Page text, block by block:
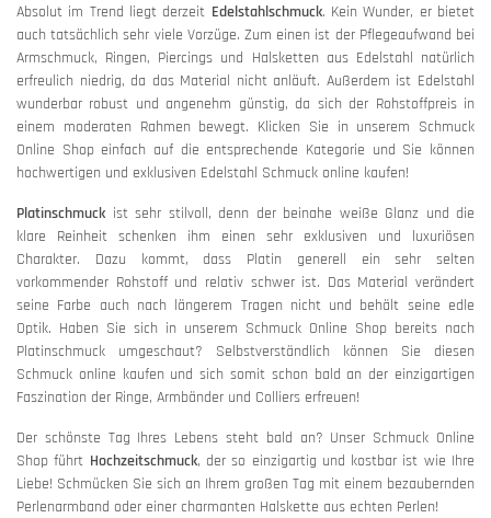
Absolut im Trend liegt derzeit Edelstahlschmuck. Kein Wunder, er bietet
auch tatsächlich sehr viele Vorzüge. Zum einen ist der Pflegeaufwand bei
Armschmuck, Ringen, Piercings und Halsketten aus Edelstahl natürlich
erfreulich niedrig, da das Material nicht anläuft. Außerdem ist Edelstahl
wunderbar robust und angenehm günstig, da sich der Rohstoffpreis in
einem moderaten Rahmen bewegt. Klicken Sie in unserem Schmuck
Online Shop einfach auf die entsprechende Kategorie und Sie können
hochwertigen und exklusiven Edelstahl Schmuck online kaufen!
Platinschmuck ist sehr stilvoll, denn der beinahe weiße Glanz und die
klare Reinheit schenken ihm einen sehr exklusiven und luxuriösen
Charakter. Dazu kommt, dass Platin generell ein sehr selten
vorkommender Rohstoff und relativ schwer ist. Das Material verändert
seine Farbe auch nach längerem Tragen nicht und behält seine edle
Optik. Haben Sie sich in unserem Schmuck Online Shop bereits nach
Platinschmuck umgeschaut? Selbstverständlich können Sie diesen
Schmuck online kaufen und sich somit schon bald an der einzigartigen
Faszination der Ringe, Armbänder und Colliers erfreuen!
Der schönste Tag Ihres Lebens steht bald an? Unser Schmuck Online
Shop führt Hochzeitschmuck, der so einzigartig und kostbar ist wie Ihre
Liebe! Schmücken Sie sich an Ihrem großen Tag mit einem bezaubernden
Perlenarmband oder einer charmanten Halskette aus echten Perlen!